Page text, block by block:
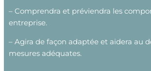
– Comprendra et préviendra les
entreprise.
– Agira de façon adaptée et aidera au
mesures adéquates.